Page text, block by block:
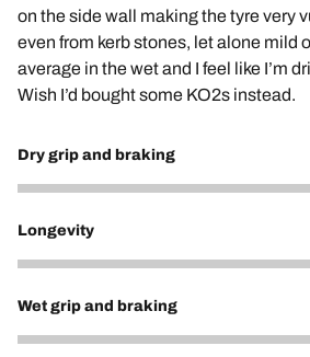
on the side wall making the tyre very
even from kerb stones, let alone mild
average in the wet and I feel like I’m
Wish I’d bought some KO2s instead.
Dry grip and braking
3
Longevity
1
Wet grip and braking
2